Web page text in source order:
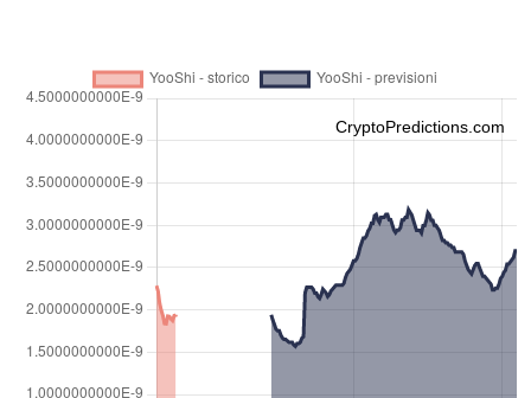
CryptoPredictions.com